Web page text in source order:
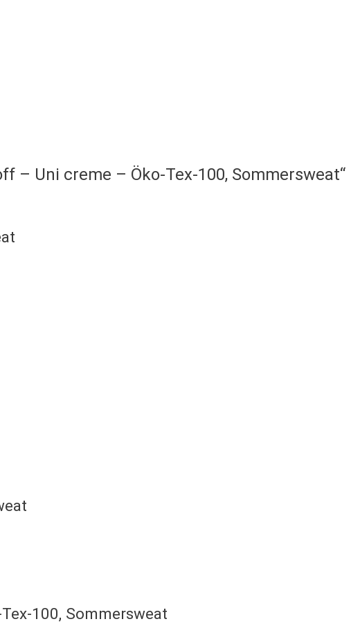
– Uni creme – Öko-Tex-100, Sommersweat“
100, Sommersweat